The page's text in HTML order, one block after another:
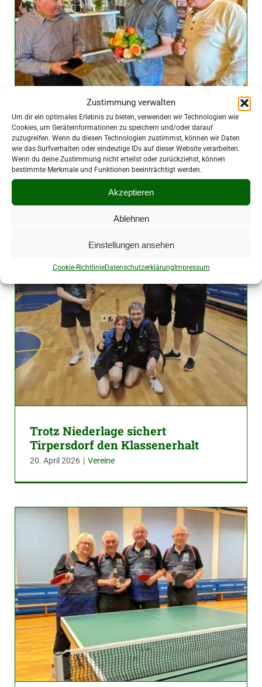
Zustimmung verwalten
Um dir ein optimales Erlebnis zu bieten, verwenden wir Technologien wie
Cookies, um Geräteinformationen zu speichern und/oder darauf
zuzugreifen. Wenn du diesen Technologien zustimmst, können wir Daten
wie das Surfverhalten oder eindeutige IDs auf dieser Website verarbeiten.
Wenn du deine Zustimmung nicht erteilst oder zurückziehst, können
bestimmte Merkmale und Funktionen beeinträchtigt werden.
Akzeptieren
Ablehnen
Einstellungen ansehen
Cookie-RichtlinieDatenschutzerklärung Impressum
Dieter Hüttner erhält höchste
Auszeichnung des LSB
27. April 2026 | Vereine
Trotz Niederlage sichert
Tirpersdorf den Klassenerhalt
20. April 2026 | Vereine